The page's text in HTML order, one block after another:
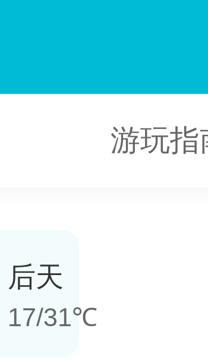
游玩指
后天
17/31℃